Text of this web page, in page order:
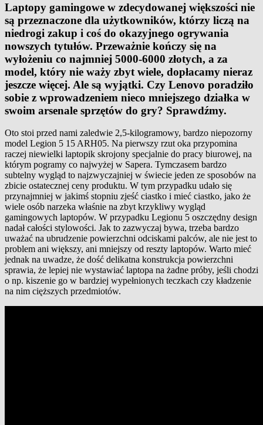
Laptopy gamingowe w zdecydowanej większości nie
są przeznaczone dla użytkowników, którzy liczą na
niedrogi zakup i coś do okazyjnego ogrywania
nowszych tytułów. Przeważnie kończy się na
wyłożeniu co najmniej 5000-6000 złotych, a za
model, który nie waży zbyt wiele, dopłacamy nieraz
jeszcze więcej. Ale są wyjątki. Czy Lenovo poradziło
sobie z wprowadzeniem nieco mniejszego działka w
swoim arsenale sprzętów do gry? Sprawdźmy.
Oto stoi przed nami zaledwie 2,5-kilogramowy, bardzo niepozorny
model Legion 5 15 ARH05. Na pierwszy rzut oka przypomina
raczej niewielki laptopik skrojony specjalnie do pracy biurowej, na
którym pogramy co najwyżej w Sapera. Tymczasem bardzo
subtelny wygląd to najzwyczajniej w świecie jeden ze sposobów na
zbicie ostatecznej ceny produktu. W tym przypadku udało się
przynajmniej w jakimś stopniu zjeść ciastko i mieć ciastko, jako że
wiele osób narzeka właśnie na zbyt krzykliwy wygląd
gamingowych laptopów. W przypadku Legionu 5 oszczędny design
nadał całości stylowości. Jak to zazwyczaj bywa, trzeba bardzo
uważać na ubrudzenie powierzchni odciskami palców, ale nie jest to
problem ani większy, ani mniejszy od reszty laptopów. Warto mieć
jednak na uwadze, że dość delikatna konstrukcja powierzchni
sprawia, że lepiej nie wystawiać laptopa na żadne próby, jeśli chodzi
o np. kiszenie go w bardziej wypełnionych teczkach czy kładzenie
na nim cięższych przedmiotów.